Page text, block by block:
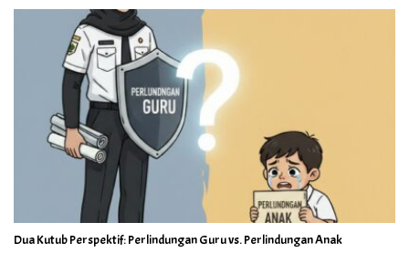
Dua Kutub Perspektif: Perlindungan Guru vs. Perlindungan Anak